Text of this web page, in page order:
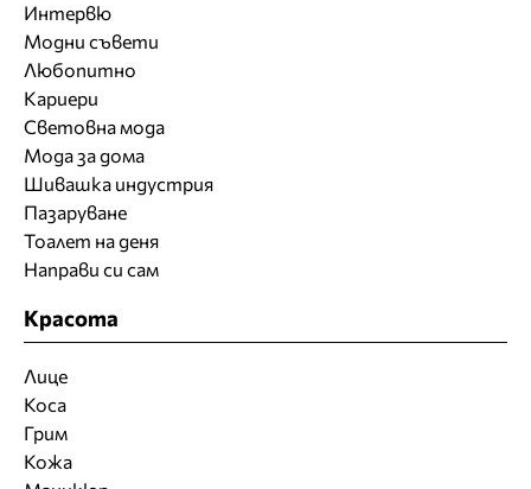
Интервю
Модни съвети
Любопитно
Кариери
Световна мода
Мода за дома
Шивашка индустрия
Пазаруване
Тоалет на деня
Направи си сам
Красота
Лице
Коса
Грим
Кожа